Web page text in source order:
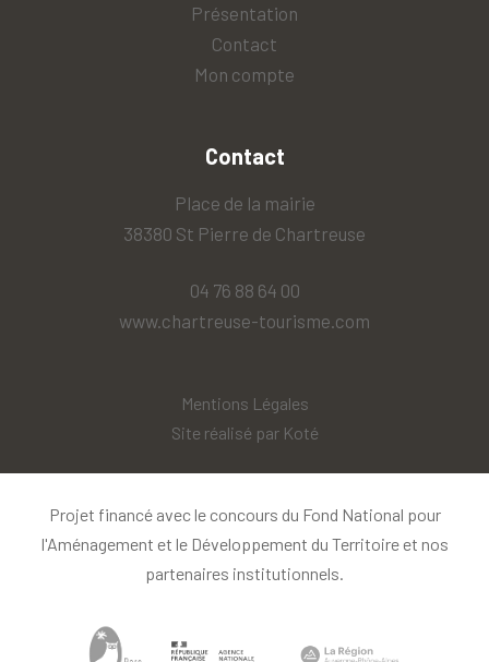
Présentation
Contact
Mon compte
Contact
Place de la mairie
38380 St Pierre de Chartreuse
04 76 88 64 00
www.chartreuse-tourisme.com
Mentions Légales
Site réalisé par Koté
Projet financé avec le concours du Fond National pour
l'Aménagement et le Développement du Territoire et nos
partenaires institutionnels.